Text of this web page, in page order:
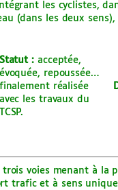
les cyclistes,
(dans les deux sens),
Statut : acceptée,
évoquée, repoussée…
finalement réalisée
avec les travaux du
TCSP.
voies menant à la
trafic et à sens